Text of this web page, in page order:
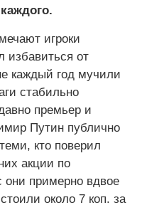
игроки
избавиться от
каждый год мучили
стабильно
премьер и
Путин публично
кто поверил
акции по
они примерно вдвое
около 7 коп. за